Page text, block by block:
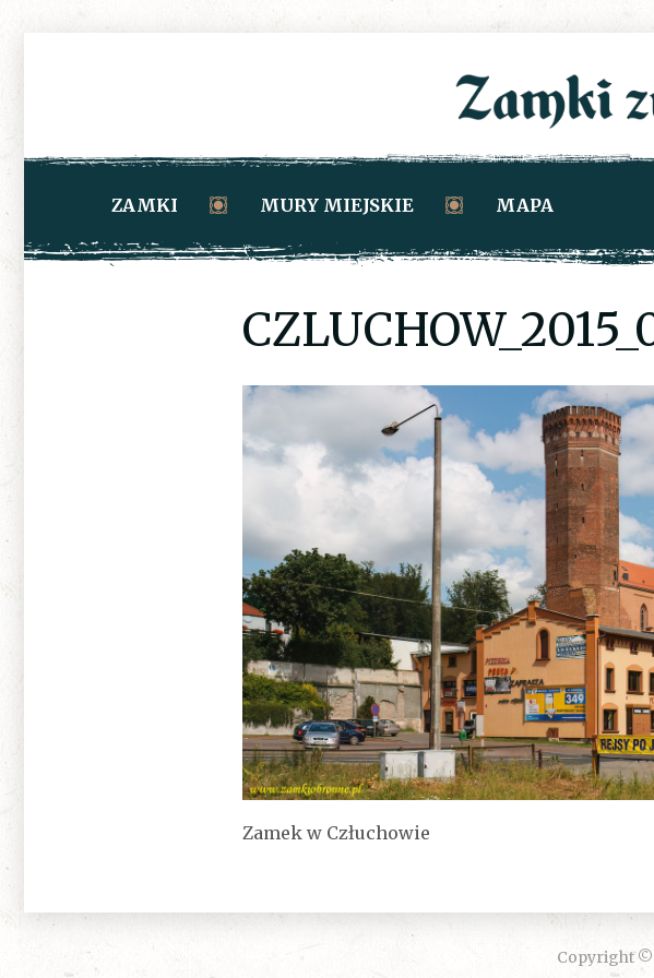
ZAMKI MURY MIEJSKIE MAPA
Zamek w Człuchowie
Copyright ©